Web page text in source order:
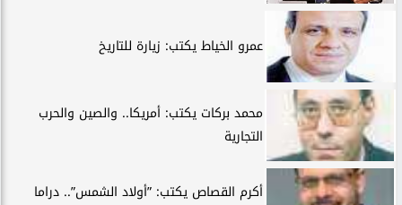
عمرو الخياط يكتب: زيارة للتاريخ
محمد بركات يكتب: أمريكا.. والصين والحرب
التجارية
أكرم القصاص يكتب: ”أولاد الشمس”.. دراما